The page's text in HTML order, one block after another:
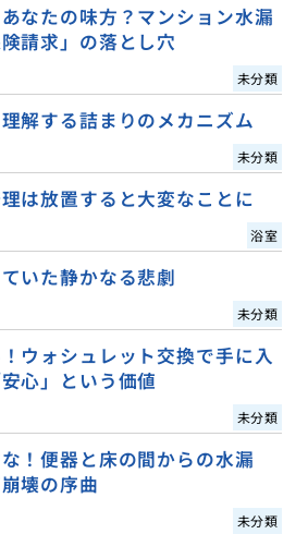
なたの味方？マンション水漏
請求」の落とし穴
未分類
解する詰まりのメカニズム
未分類
は放置すると大変なことに
浴室
いた静かなる悲劇
未分類
ウォシュレット交換で手に入
心」という価値
未分類
！便器と床の間からの水漏
壊の序曲
未分類